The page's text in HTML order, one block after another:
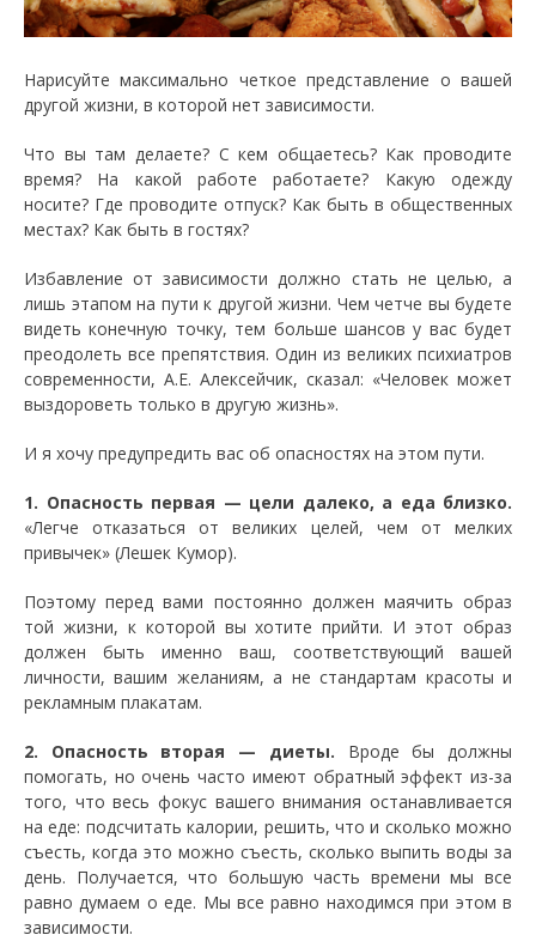
Нарисуйте максимально четкое представление о вашей
другой жизни, в которой нет зависимости.
Что вы там делаете? С кем общаетесь? Как проводите
время? На какой работе работаете? Какую одежду
носите? Где проводите отпуск? Как быть в общественных
местах? Как быть в гостях?
Избавление от зависимости должно стать не целью, а
лишь этапом на пути к другой жизни. Чем четче вы будете
видеть конечную точку, тем больше шансов у вас будет
преодолеть все препятствия. Один из великих психиатров
современности, А.Е. Алексейчик, сказал: «Человек может
выздороветь только в другую жизнь».
И я хочу предупредить вас об опасностях на этом пути.
1. Опасность первая — цели далеко, а еда близко.
«Легче отказаться от великих целей, чем от мелких
привычек» (Лешек Кумор).
Поэтому перед вами постоянно должен маячить образ
той жизни, к которой вы хотите прийти. И этот образ
должен быть именно ваш, соответствующий вашей
личности, вашим желаниям, а не стандартам красоты и
рекламным плакатам.
2. Опасность вторая — диеты. Вроде бы должны
помогать, но очень часто имеют обратный эффект из-за
того, что весь фокус вашего внимания останавливается
на еде: подсчитать калории, решить, что и сколько можно
съесть, когда это можно съесть, сколько выпить воды за
день. Получается, что большую часть времени мы все
равно думаем о еде. Мы все равно находимся при этом в
зависимости.